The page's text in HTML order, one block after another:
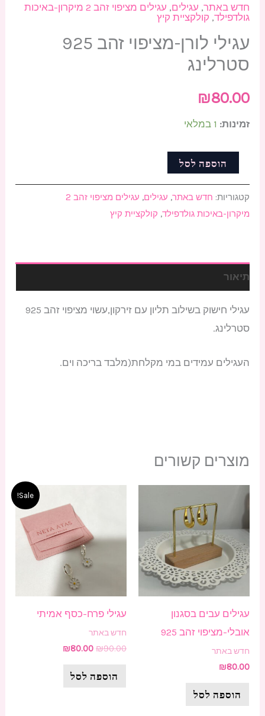
חדש באתר, עגילים,
עגילים מציפוי זהב 2 מיקרון-באיכות
גולדפילד, קולקציית קיץ
עגילי לורן-מציפוי זהב 925
סטרלינג
₪80.00
זמינות: 1 במלאי
הוספה לסל
קטגוריות: חדש באתר, עגילים,
עגילים מציפוי זהב 2
מיקרון-באיכות גולדפילד, קולקציית קיץ
תיאור
עגילי חישוק בשילוב תליון עם זירקון,עשוי מציפוי זהב 925
סטרלינג.
העגילים עמידים במי מקלחת(מלבד בריכה וים.
מוצרים קשורים
עגילים עבים בסגנון
אובלי-מציפוי זהב 925
חדש באתר
₪80.00
הוספה לסל
Sale!
עגילי פרח-כסף אמיתי
חדש באתר
₪90.00
המקורי
₪90.00.
₪80.00
המחיר
הנוכחי
הוא:
₪80.00.
הוספה לסל